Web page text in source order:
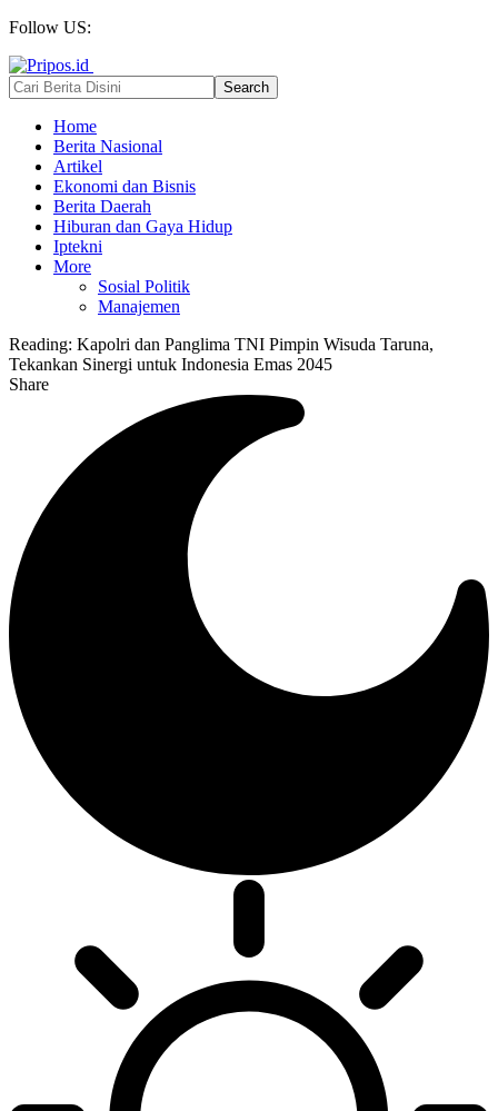
Follow US:
Home
Berita Nasional
Artikel
Ekonomi dan Bisnis
Berita Daerah
Hiburan dan Gaya Hidup
Iptekni
More
Sosial Politik
Manajemen
Reading: Kapolri dan Panglima TNI Pimpin Wisuda Taruna,
Tekankan Sinergi untuk Indonesia Emas 2045
Share